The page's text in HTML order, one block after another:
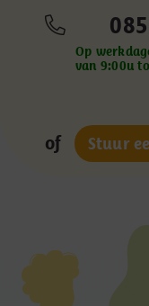
Op
van 9:00u
of Stuur